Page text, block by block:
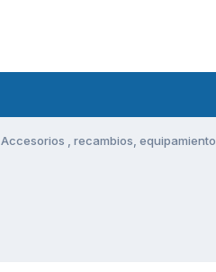
Accesorios , recambios, equipamiento